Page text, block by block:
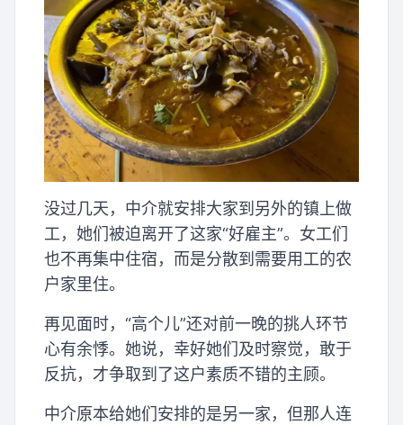
没过几天，中介就安排大家到另外的镇上做
工，她们被迫离开了这家“好雇主”。女工们
也不再集中住宿，而是分散到需要用工的农
户家里住。
再见面时，“高个儿”还对前一晚的挑人环节
心有余悸。她说，幸好她们及时察觉，敢于
反抗，才争取到了这户素质不错的主顾。
中介原本给她们安排的是另一家，但那人连